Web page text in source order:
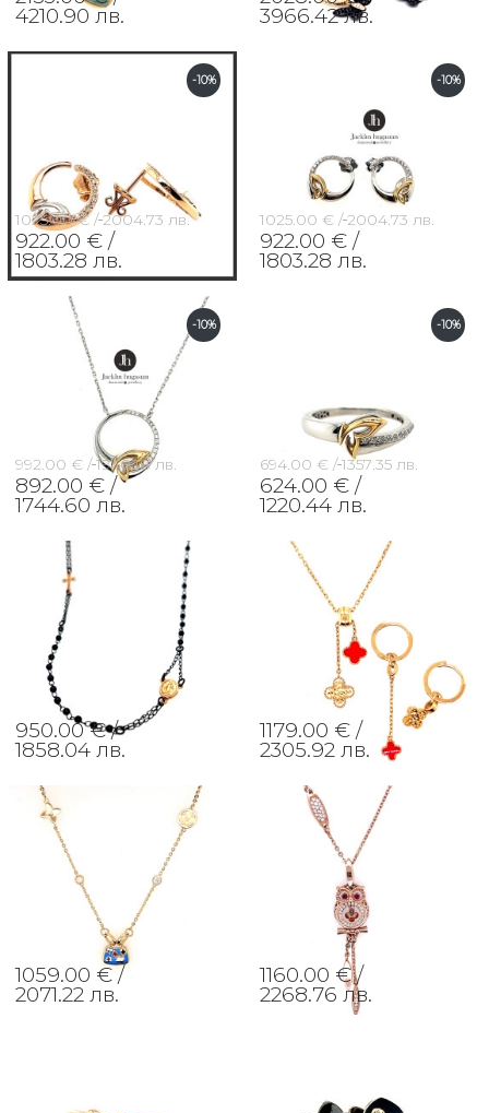
4210.90 лв. 3966.42 лв.
-10%
1025.00 € / 2004.73 лв.
922.00 € /
1803.28 лв.
-10%
1025.00 € / 2004.73 лв.
922.00 € /
1803.28 лв.
-10%
992.00 € / 1940.18 лв.
892.00 € /
1744.60 лв.
-10%
694.00 € / 1357.35 лв.
624.00 € /
1220.44 лв.
950.00 € /
1858.04 лв.
1179.00 € /
2305.92 лв.
1059.00 € /
2071.22 лв.
1160.00 € /
2268.76 лв.